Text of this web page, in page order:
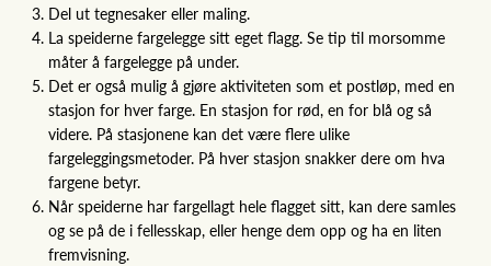
Del ut tegnesaker eller maling.
La speiderne fargelegge sitt eget flagg. Se tip til morsomme
måter å fargelegge på under.
Det er også mulig å gjøre aktiviteten som et postløp, med en
stasjon for hver farge. En stasjon for rød, en for blå og så
videre. På stasjonene kan det være flere ulike
fargeleggingsmetoder. På hver stasjon snakker dere om hva
fargene betyr.
Når speiderne har fargellagt hele flagget sitt, kan dere samles
og se på de i fellesskap, eller henge dem opp og ha en liten
fremvisning.